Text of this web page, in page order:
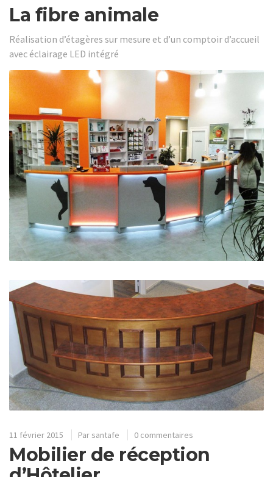
La fibre animale
Réalisation d’étagères sur mesure et d’un comptoir d’accueil
avec éclairage LED intégré
11 février 2015 Par santafe 0 commentaires
Mobilier de réception